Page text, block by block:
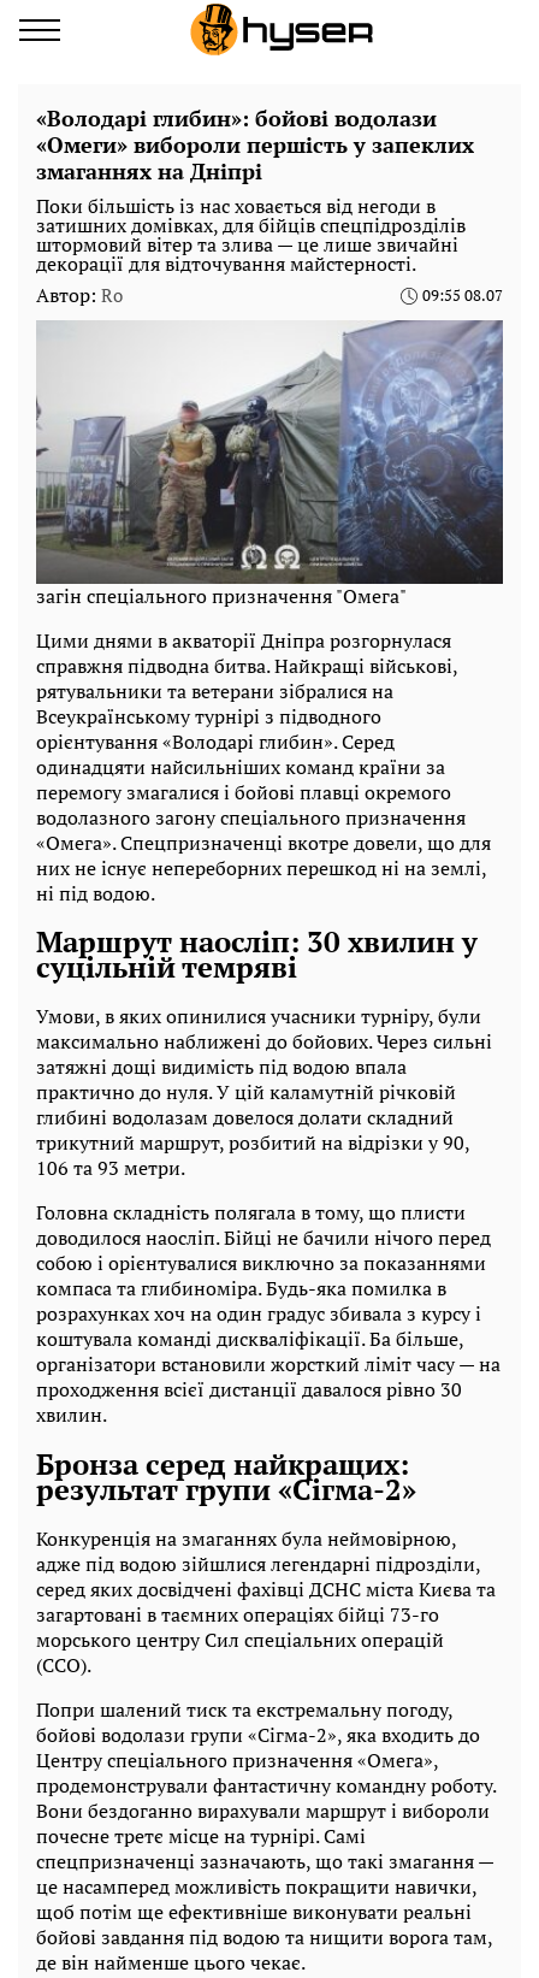
«Володарі глибин»: бойові водолази
«Омеги» вибороли першість у запеклих
змаганнях на Дніпрі
Поки більшість із нас ховається від негоди в
затишних домівках, для бійців спецпідрозділів
штормовий вітер та злива — це лише звичайні
декорації для відточування майстерності.
Автор: Ro 09:55 08.07
загін спеціального призначення "Омега"
Цими днями в акваторії Дніпра розгорнулася
справжня підводна битва. Найкращі військові,
рятувальники та ветерани зібралися на
Всеукраїнському турнірі з підводного
орієнтування «Володарі глибин». Серед
одинадцяти найсильніших команд країни за
перемогу змагалися і бойові плавці окремого
водолазного загону спеціального призначення
«Омега». Спецпризначенці вкотре довели, що для
них не існує непереборних перешкод ні на землі,
ні під водою.
Маршрут наосліп: 30 хвилин у
суцільній темряві
Умови, в яких опинилися учасники турніру, були
максимально наближені до бойових. Через сильні
затяжні дощі видимість під водою впала
практично до нуля. У цій каламутній річковій
глибині водолазам довелося долати складний
трикутний маршрут, розбитий на відрізки у 90,
106 та 93 метри.
Головна складність полягала в тому, що плисти
доводилося наосліп. Бійці не бачили нічого перед
собою і орієнтувалися виключно за показаннями
компаса та глибиноміра. Будь-яка помилка в
розрахунках хоч на один градус збивала з курсу і
коштувала команді дискваліфікації. Ба більше,
організатори встановили жорсткий ліміт часу — на
проходження всієї дистанції давалося рівно 30
хвилин.
Бронза серед найкращих:
результат групи «Сігма-2»
Конкуренція на змаганнях була неймовірною,
адже під водою зійшлися легендарні підрозділи,
серед яких досвідчені фахівці ДСНС міста Києва та
загартовані в таємних операціях бійці 73-го
морського центру Сил спеціальних операцій
(ССО).
Попри шалений тиск та екстремальну погоду,
бойові водолази групи «Сігма-2», яка входить до
Центру спеціального призначення «Омега»,
продемонстрували фантастичну командну роботу.
Вони бездоганно вирахували маршрут і вибороли
почесне третє місце на турнірі. Самі
спецпризначенці зазначають, що такі змагання —
це насамперед можливість покращити навички,
щоб потім ще ефективніше виконувати реальні
бойові завдання під водою та нищити ворога там,
де він найменше цього чекає.